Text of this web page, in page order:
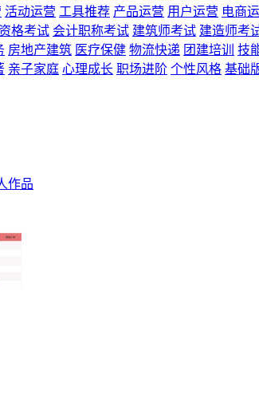
活动运营 工具推荐 产品运营 用户运营 电商
格考试 会计职称考试 建筑师考试 建造师考
房地产建筑 医疗保健 物流快递 团建培训 技
亲子家庭 心理成长 职场进阶 个性风格 基础
作品